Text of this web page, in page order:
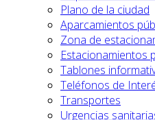
Plano de la ciudad
Aparcamientos
Zona de
Estacionamientos
Tablones
Teléfonos de
Transportes
Urgencias